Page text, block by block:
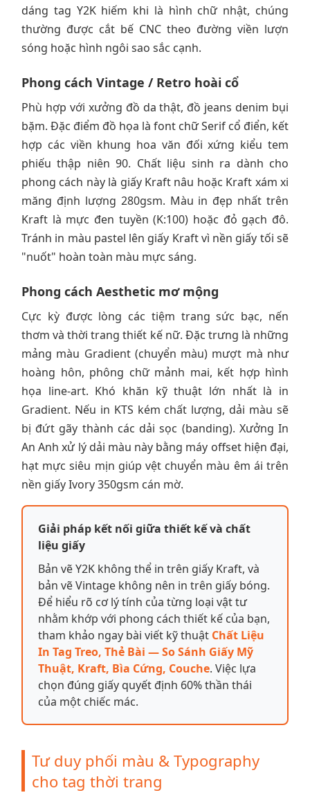
dáng tag Y2K hiếm khi là hình chữ nhật, chúng
thường được cắt bế CNC theo đường viền lượn
sóng hoặc hình ngôi sao sắc cạnh.
Phong cách Vintage / Retro hoài cổ
Phù hợp với xưởng đồ da thật, đồ jeans denim bụi
bặm. Đặc điểm đồ họa là font chữ Serif cổ điển, kết
hợp các viền khung hoa văn đối xứng kiểu tem
phiếu thập niên 90. Chất liệu sinh ra dành cho
phong cách này là giấy Kraft nâu hoặc Kraft xám xi
măng định lượng 280gsm. Màu in đẹp nhất trên
Kraft là mực đen tuyền (K:100) hoặc đỏ gạch đô.
Tránh in màu pastel lên giấy Kraft vì nền giấy tối sẽ
"nuốt" hoàn toàn màu mực sáng.
Phong cách Aesthetic mơ mộng
Cực kỳ được lòng các tiệm trang sức bạc, nến
thơm và thời trang thiết kế nữ. Đặc trưng là những
mảng màu Gradient (chuyển màu) mượt mà như
hoàng hôn, phông chữ mảnh mai, kết hợp hình
họa line-art. Khó khăn kỹ thuật lớn nhất là in
Gradient. Nếu in KTS kém chất lượng, dải màu sẽ
bị đứt gãy thành các dải sọc (banding). Xưởng In
An Anh xử lý dải màu này bằng máy offset hiện đại,
hạt mực siêu mịn giúp vệt chuyển màu êm ái trên
nền giấy Ivory 350gsm cán mờ.
Giải pháp kết nối giữa thiết kế và chất
liệu giấy
Bản vẽ Y2K không thể in trên giấy Kraft, và
bản vẽ Vintage không nên in trên giấy bóng.
Để hiểu rõ cơ lý tính của từng loại vật tư
nhằm khớp với phong cách thiết kế của bạn,
tham khảo ngay bài viết kỹ thuật Chất Liệu
In Tag Treo, Thẻ Bài — So Sánh Giấy Mỹ
Thuật, Kraft, Bìa Cứng, Couche. Việc lựa
chọn đúng giấy quyết định 60% thần thái
của một chiếc mác.
Tư duy phối màu & Typography
cho tag thời trang